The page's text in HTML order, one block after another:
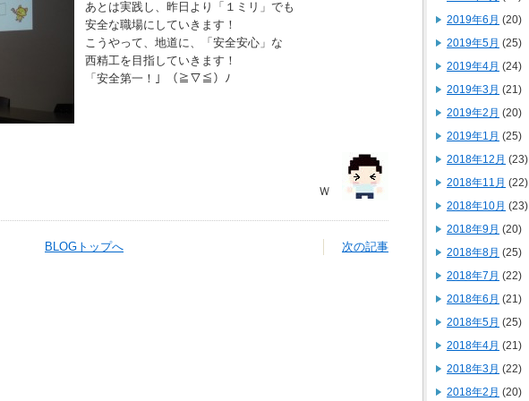
あとは実践し、昨日より「１ミリ」でも
安全な職場にしていきます！
こうやって、地道に、「安全安心」な
西精工を目指していきます！
「安全第一！」（≧▽≦）ﾉ
Ｗ
BLOGトップへ 次の記事
2019年6月 (20)
2019年5月 (25)
2019年4月 (24)
2019年3月 (21)
2019年2月 (20)
2019年1月 (25)
2018年12月 (23)
2018年11月 (22)
2018年10月 (23)
2018年9月 (20)
2018年8月 (25)
2018年7月 (22)
2018年6月 (21)
2018年5月 (25)
2018年4月 (21)
2018年3月 (22)
2018年2月 (20)